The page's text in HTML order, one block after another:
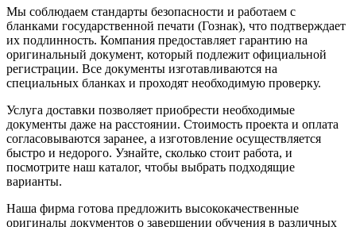
Мы соблюдаем стандарты безопасности и работаем с
бланками государственной печати (Гознак), что подтверждает
их подлинность. Компания предоставляет гарантию на
оригинальный документ, который подлежит официальной
регистрации. Все документы изготавливаются на
специальных бланках и проходят необходимую проверку.
Услуга доставки позволяет приобрести необходимые
документы даже на расстоянии. Стоимость проекта и оплата
согласовываются заранее, а изготовление осуществляется
быстро и недорого. Узнайте, сколько стоит работа, и
посмотрите наш каталог, чтобы выбрать подходящие
варианты.
Наша фирма готова предложить высококачественные
оригиналы документов о завершении обучения в различных